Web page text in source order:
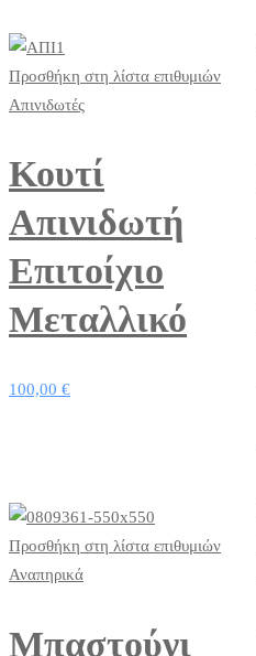
Προσθήκη στη λίστα επιθυμιών
Απινιδωτές
Κουτί
Απινιδωτή
Επιτοίχιο
Μεταλλικό
100,00 €
Προσθήκη στη λίστα επιθυμιών
Αναπηρικά
Μπαστούνι